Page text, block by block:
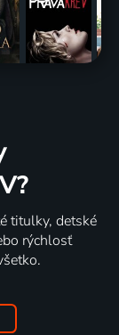
titulky, detské
rýchlosť